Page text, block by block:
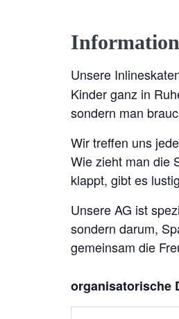
Information
Unsere
Kinder ganz in
sondern man
Wir treffen uns
Wie zieht man die
klappt, gibt es
Unsere AG ist
sondern darum,
gemeinsam die
organisatorische